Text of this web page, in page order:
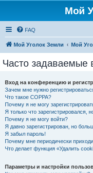
Мой
FAQ
Мой Уголок Земли Мой
Часто задаваемые
Вход на конференцию и
Зачем мне нужно
Что такое COPPA?
Почему я не могу
Я только что зарегистрировался,
Почему я не могу войти?
Я давно зарегистрирован, но
Я забыл пароль!
Почему мне периодически
Что делает функция «Удалить
Параметры и настройки